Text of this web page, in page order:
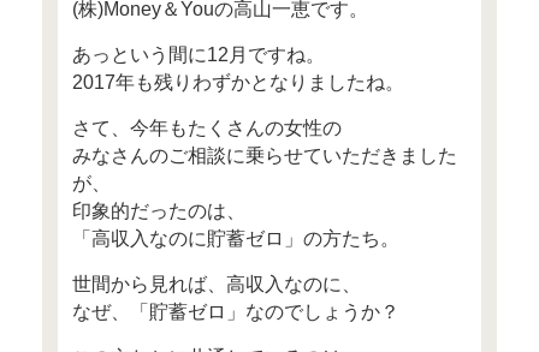
ー 目次 ー
○ 高収入なのに貯蓄ゼロのワケ
○ お知らせ
○ 近日開催予定のセミナー情報
○ メディア掲載（抜粋）